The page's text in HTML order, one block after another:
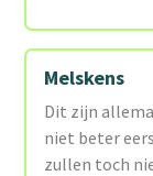
Melskens
Dit zijn
niet beter
zullen toch